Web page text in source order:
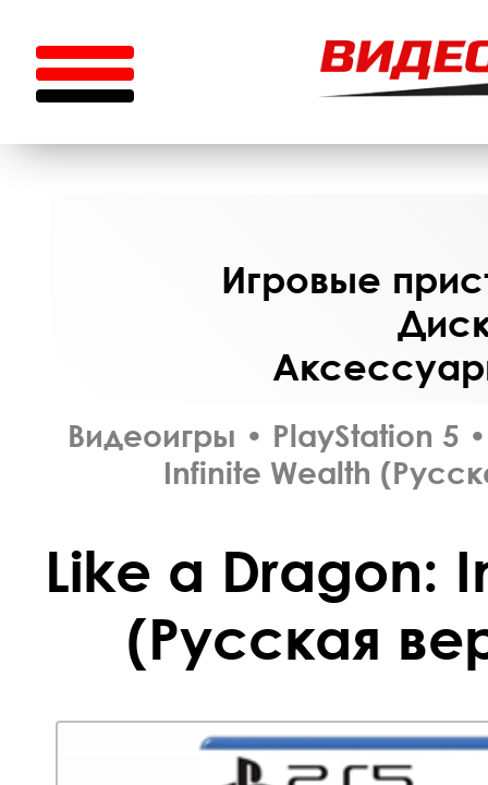
Игровые
Видеоигры • PlayStation 5 •
Infinite Wealth
Like a Dragon:
(Русская